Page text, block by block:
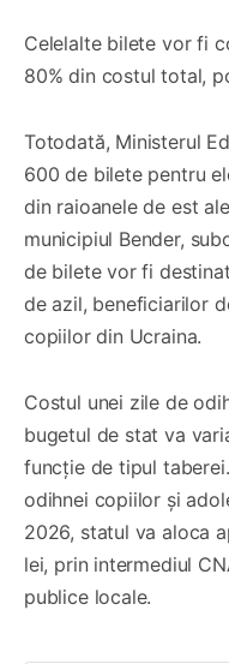
Celelalte bilete vor fi
80% din costul total,
Totodată, Ministerul
600 de bilete pentru
din raioanele de est
municipiul Bender,
de bilete vor fi
de azil, beneficiarilor
copiilor din Ucraina.
Costul unei zile de
bugetul de stat va
funcție de tipul
odihnei copiilor și
2026, statul va aloca
lei, prin intermediul
publice locale.